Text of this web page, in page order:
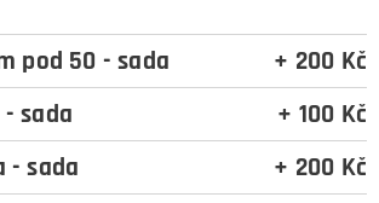
pod 50 - sada
+ 200 Kč
sada
+ 100 Kč
- sada
+ 200 Kč